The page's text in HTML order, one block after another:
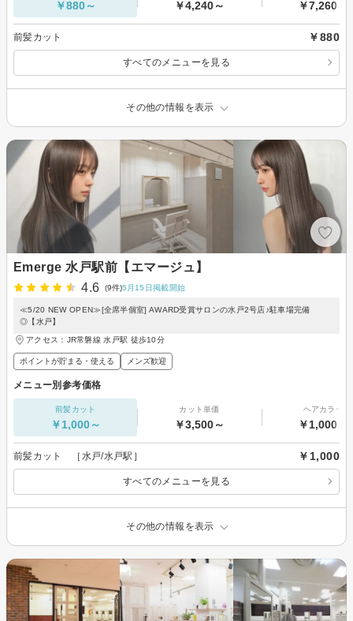
￥880～ ￥4,240～ ￥7,260～
前髪カット ￥880
すべてのメニューを見る
その他の情報を表示
Emerge 水戸駅前【エマージュ】
4.6
(9件)5月15日掲載開始
≪5/20 NEW OPEN≫[全席半個室] AWARD受賞サロンの水戸2号店♪駐車場完備
◎【水戸】
アクセス：JR常磐線 水戸駅 徒歩10分
ポイントが貯まる・使える メンズ歓迎
メニュー別参考価格
前髪カット
￥1,000～
カット単価
￥3,500～
ヘアカラー
￥1,000～
前髪カット ［水戸/水戸駅］ ￥1,000
すべてのメニューを見る
その他の情報を表示